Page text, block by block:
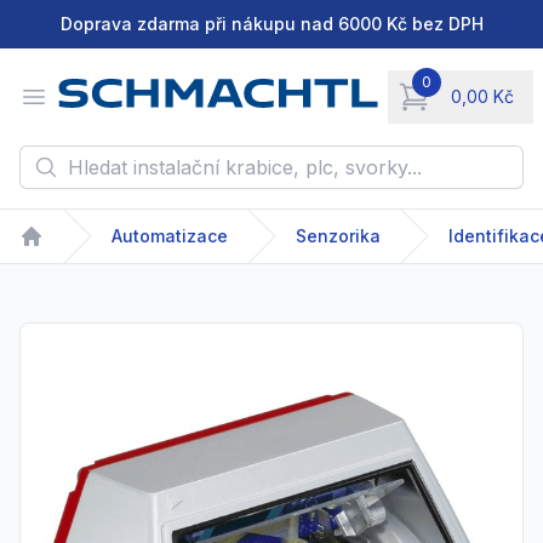
Doprava zdarma při nákupu nad 6000 Kč bez DPH
Open menu
0
0,00 Kč
items in cart,
Hledat instalační krabice, plc, svorky...
Home
Automatizace Senzorika